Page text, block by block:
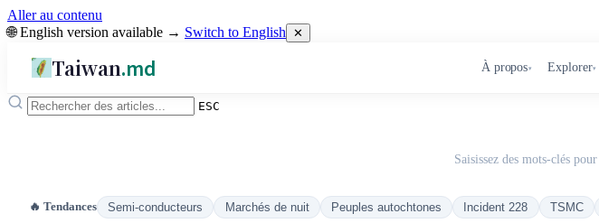
Aller au contenu
🌐 English version available → Switch to English ✕
Taiwan.md À propos▾ Explorer▾
ESC
Saisissez des mots-clés
🔥 Tendances Semi-conducteurs Marchés de nuit Peuples autochtones Incident 228 TSMC